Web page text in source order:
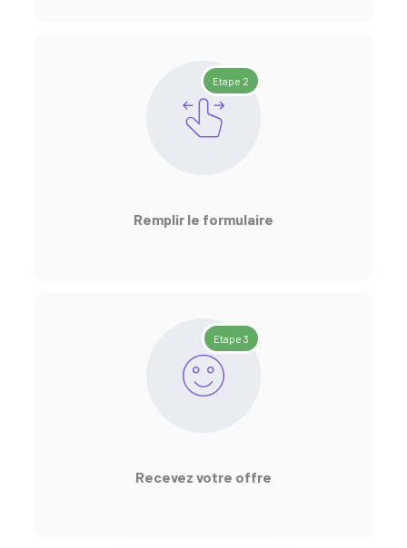
Etape 2
Remplir le formulaire
Etape 3
Recevez votre offre